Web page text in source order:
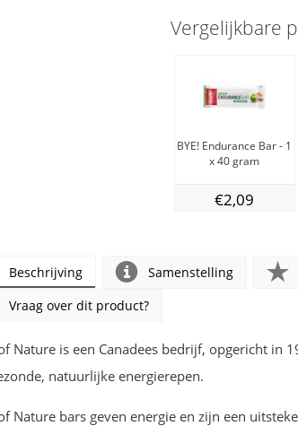
Vergelijkbare
BYE! Endurance Bar - 1
x 40 gram
€2,09
Beschrijving Samenstelling
Vraag over dit product?
Nature is een Canadees bedrijf, opgericht in
natuurlijke energierepen.
Nature bars geven energie en zijn een